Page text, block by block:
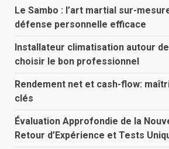
Le Sambo : l’art martial sur-
défense personnelle efficace
Installateur climatisation autour
choisir le bon professionnel
Rendement net et cash-flow:
clés
Évaluation Approfondie de la
Retour d’Expérience et Tests